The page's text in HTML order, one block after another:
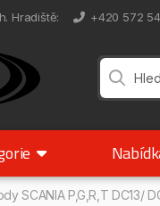
Hradiště: +420 572
SCANIA P,G,R,T DC13/